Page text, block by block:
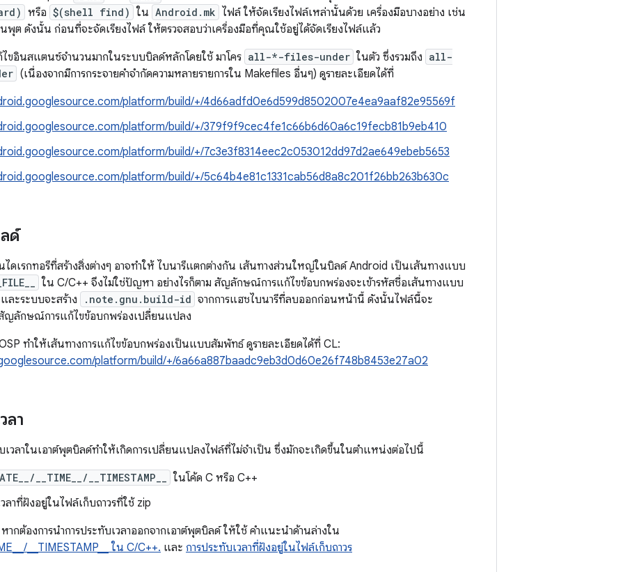
หรือ $(shell find) ใน Android.mk ไฟล์ ให้จัดเรียงไฟล์เหล่านั้นด้วย เครื่องมือบางอย่าง เช่น
พุต ดังนั้น ก่อนที่จะจัดเรียงไฟล์ ให้ตรวจสอบว่าเครื่องมือที่คุณใช้อยู่ได้จัดเรียงไฟล์แล้ว
ไขอินสแตนซ์จำนวนมากในระบบบิลด์หลักโดยใช้ มาโคร all-*-files-under ในตัว ซึ่งรวมถึง all-
(เนื่องจากมีการกระจายคำจำกัดความหลายรายการใน Makefiles อื่นๆ) ดูรายละเอียดได้ที่
platform/build/+/4d66adfd0e6d599d8502007e4ea9aaf82e95569f
platform/build/+/379f9f9cec4fe1c66b6d60a6c19fecb81b9eb410
platform/build/+/7c3e3f8314eec2c053012dd97d2ae649ebeb5653
platform/build/+/5c64b4e81c1331cab56d8a8c201f26bb263b630c
ด์
ไดเรกทอรีที่สร้างสิ่งต่างๆ อาจทำให้ ไบนารีแตกต่างกัน เส้นทางส่วนใหญ่ในบิลด์ Android เป็นเส้นทางแบบ
ใน C/C++ จึงไม่ใช่ปัญหา อย่างไรก็ตาม สัญลักษณ์การแก้ไขข้อบกพร่องจะเข้ารหัสชื่อเส้นทางแบบ
ละระบบจะสร้าง
.note.gnu.build-id จากการแฮชไบนารีที่ลบออกก่อนหน้านี้ ดังนั้นไฟล์นี้จะ
ญลักษณ์การแก้ไขข้อบกพร่องเปลี่ยนแปลง
ทำให้เส้นทางการแก้ไขข้อบกพร่องเป็นแบบสัมพัทธ์ ดูรายละเอียดได้ที่ CL:
platform/build/+/6a66a887baadc9eb3d0d60e26f748b8453e27a02
ลา
เวลาในเอาต์พุตบิลด์ทำให้เกิดการเปลี่ยนแปลงไฟล์ที่ไม่จำเป็น ซึ่งมักจะเกิดขึ้นในตำแหน่งต่อไปนี้
__TIME__/__TIMESTAMP__
ในโค้ด C หรือ C++
ลาที่ฝังอยู่ในไฟล์เก็บถาวรที่ใช้ zip
หากต้องการนำการประทับเวลาออกจากเอาต์พุตบิลด์ ให้ใช้ คำแนะนำด้านล่างใน
__TIMESTAMP__ ใน C/C++. และ การประทับเวลาที่ฝังอยู่ในไฟล์เก็บถาวร